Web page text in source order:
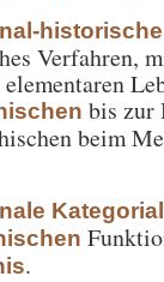
Verfahren,
bis zur
beim
.